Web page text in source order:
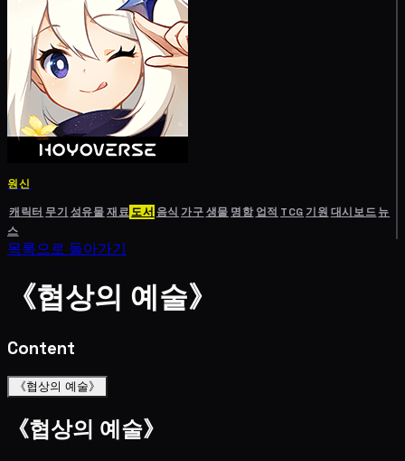
원신
캐릭터 무기 성유물재료도서 음식 가구생물 명함 업적 TCG기원 대시보드뉴
스
목록으로 돌아가기
《협상의 예술》
Content
《협상의 예술》
《협상의 예술》